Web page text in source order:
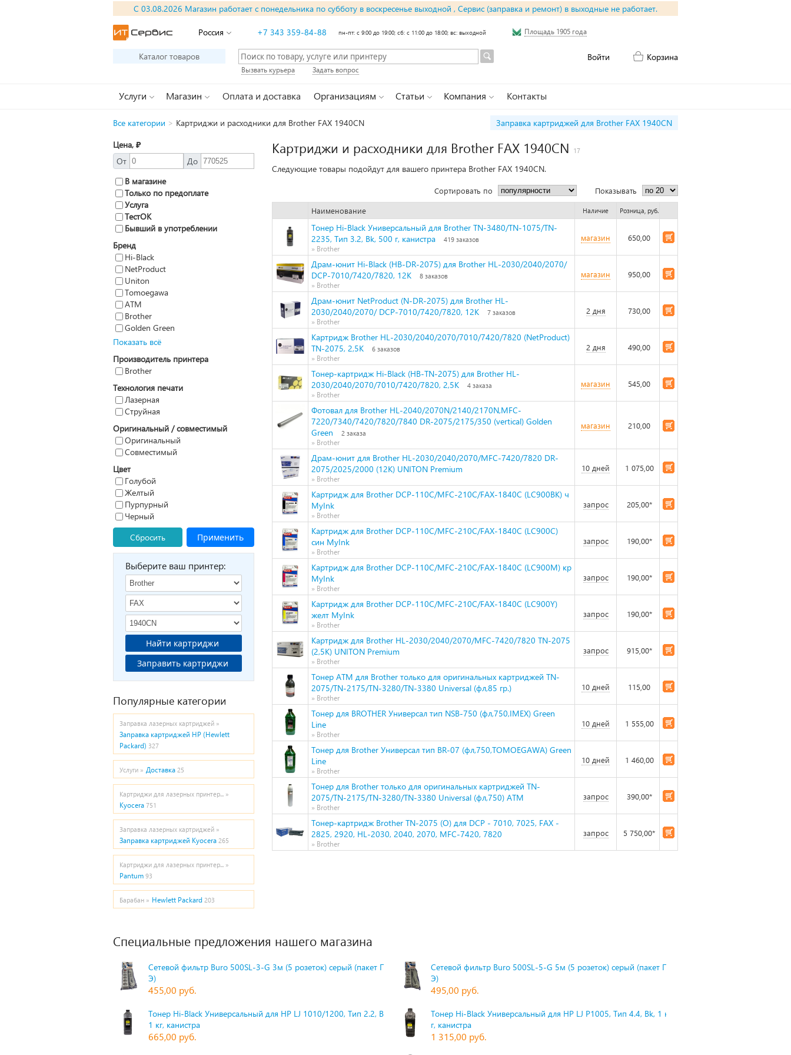
С 03.08.2026 Магазин работает с понедельника по субботу в воскресенье выходной , Сервис (заправка и ремонт) в выходные не работает.
Россия +7 343 359-84-88 пн-пт: с 9:00 до 19:00; сб: с 11:00 до 18:00; вс: выходной Площадь 1905 года
Каталог товаров Войти Корзина
Вызвать курьера Задать вопрос
Услуги Магазин Оплата и доставка Организациям Статьи Компания Контакты
Все категории > Картриджи и расходники для Brother FAX 1940CN
Заправка картриджей для Brother FAX 1940CN
Цена, ₽
От
До
В магазине
Только по предоплате
Услуга
ТестОК
Бывший в употреблении
Бренд
Hi-Black
NetProduct
Uniton
Tomoegawa
ATM
Brother
Golden Green
Показать всё
Производитель принтера
Brother
Технология печати
Лазерная
Струйная
Оригинальный / совместимый
Оригинальный
Совместимый
Цвет
Голубой
Желтый
Пурпурный
Черный
Сбросить
Применить
Выберите ваш принтер:
Найти картриджи
Заправить картриджи
Популярные категории
Заправка лазерных картриджей »
Заправка картриджей HP (Hewlett
Packard) 327
Услуги » Доставка 25
Картриджи для лазерных принтер... »
Kyocera 751
Заправка лазерных картриджей »
Заправка картриджей Kyocera 265
Картриджи для лазерных принтер... »
Pantum 93
Барабан » Hewlett Packard 203
Картриджи и расходники для Brother FAX 1940CN 17
Следующие товары подойдут для вашего принтера Brother FAX 1940CN.
Сортировать по Показывать
Наименование Наличие Розница, руб.
Тонер Hi-Black Универсальный для Brother TN-3480/TN-1075/TN-
2235, Тип 3.2, Bk, 500 г, канистра
419 заказов
» Brother
магазин 650,00
Драм-юнит Hi-Black (HB-DR-2075) для Brother HL-2030/2040/2070/
DCP-7010/7420/7820, 12K
8 заказов
» Brother
магазин 950,00
Драм-юнит NetProduct (N-DR-2075) для Brother HL-
2030/2040/2070/ DCP-7010/7420/7820, 12K
7 заказов
» Brother
2 дня 730,00
Картридж Brother HL-2030/2040/2070/7010/7420/7820 (NetProduct)
TN-2075, 2,5К
6 заказов
» Brother
2 дня 490,00
Тонер-картридж Hi-Black (HB-TN-2075) для Brother HL-
2030/2040/2070/7010/7420/7820, 2,5K
4 заказа
» Brother
магазин 545,00
Фотовал для Brother HL-2040/2070N/2140/2170N,MFC-
7220/7340/7420/7820/7840 DR-2075/2175/350 (vertical) Golden
Green
2 заказа
» Brother
магазин 210,00
Драм-юнит для Brother HL-2030/2040/2070/MFC-7420/7820 DR-
2075/2025/2000 (12K) UNITON Premium
» Brother
10 дней 1 075,00
Картридж для Brother DCP-110C/MFC-210C/FAX-1840C (LC900BK) ч
MyInk
» Brother
запрос 205,00*
Картридж для Brother DCP-110C/MFC-210C/FAX-1840C (LC900C)
син MyInk
» Brother
запрос 190,00*
Картридж для Brother DCP-110C/MFC-210C/FAX-1840C (LC900M) кр
MyInk
» Brother
запрос 190,00*
Картридж для Brother DCP-110C/MFC-210C/FAX-1840C (LC900Y)
желт MyInk
» Brother
запрос 190,00*
Картридж для Brother HL-2030/2040/2070/MFC-7420/7820 TN-2075
(2,5K) UNITON Premium
» Brother
запрос 915,00*
Тонер ATM для Brother только для оригинальных картриджей TN-
2075/TN-2175/TN-3280/TN-3380 Universal (фл,85 гр.)
» Brother
10 дней 115,00
Тонер для BROTHER Универсал тип NSB-750 (фл,750,IMEX) Green
Line
» Brother
10 дней 1 555,00
Тонер для Brother Универсал тип BR-07 (фл,750,TOMOEGAWA) Green
Line
» Brother
10 дней 1 460,00
Тонер для Brother только для оригинальных картриджей TN-
2075/TN-2175/TN-3280/TN-3380 Universal (фл,750) ATM
» Brother
запрос 390,00*
Тонер-картридж Brother TN-2075 (О) для DCP - 7010, 7025, FAX -
2825, 2920, HL-2030, 2040, 2070, MFC-7420, 7820
» Brother
запрос 5 750,00*
Специальные предложения нашего магазина
Сетевой фильтр Buro 500SL-3-G 3м (5 розеток) серый (пакет П
Э)
455,00 руб.
Сетевой фильтр Buro 500SL-5-G 5м (5 розеток) серый (пакет П
Э)
495,00 руб.
Тонер Hi-Black Универсальный для HP LJ 1010/1200, Тип 2.2, Bk,
1 кг, канистра
665,00 руб.
Тонер Hi-Black Универсальный для HP LJ P1005, Тип 4.4, Bk, 1 к
г, канистра
1 315,00 руб.